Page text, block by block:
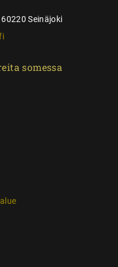
Seinäjoki
somessa